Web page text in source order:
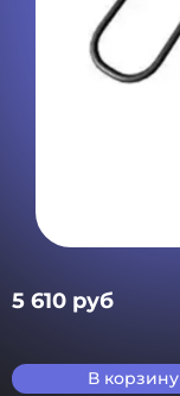
5 610 руб
В корзину